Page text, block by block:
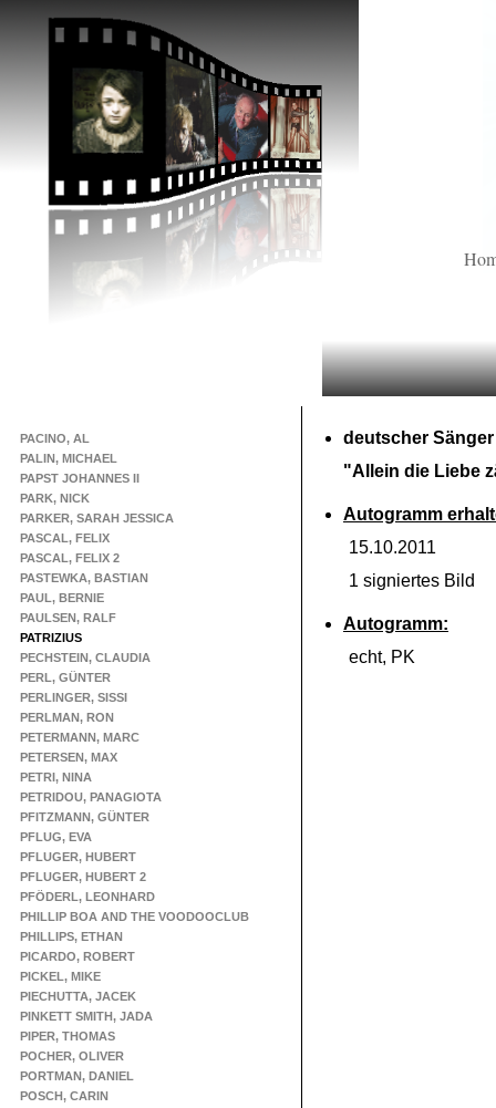
PACINO, AL
PALIN, MICHAEL
PAPST JOHANNES II
PARK, NICK
PARKER, SARAH JESSICA
PASCAL, FELIX
PASCAL, FELIX 2
PASTEWKA, BASTIAN
PAUL, BERNIE
PAULSEN, RALF
PATRIZIUS
PECHSTEIN, CLAUDIA
PERL, GÜNTER
PERLINGER, SISSI
PERLMAN, RON
PETERMANN, MARC
PETERSEN, MAX
PETRI, NINA
PETRIDOU, PANAGIOTA
PFITZMANN, GÜNTER
PFLUG, EVA
PFLUGER, HUBERT
PFLUGER, HUBERT 2
PFÖDERL, LEONHARD
PHILLIP BOA AND THE VOODOOCLUB
PHILLIPS, ETHAN
PICARDO, ROBERT
PICKEL, MIKE
PIECHUTTA, JACEK
PINKETT SMITH, JADA
PIPER, THOMAS
POCHER, OLIVER
PORTMAN, DANIEL
POSCH, CARIN
deutscher Sänger
"Allein die Liebe
Autogramm
15.10.2011
1 signiertes Bild
Autogramm:
echt, PK